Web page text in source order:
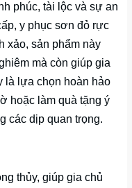
phúc, tài lộc và sự an
y phục sơn đỏ rực
xảo, sản phẩm này
mà còn giúp gia
là lựa chọn hoàn hảo
hoặc làm quà tặng ý
các dịp quan trọng.
thủy, giúp gia chủ